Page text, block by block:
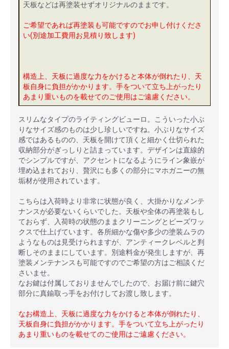
天板などは再塗装せずオリジナルのままです。
ご希望であれば再塗装も可能ですのでお申し付けくださ
い(別途加工費用お見積り致します)
構造上、天板に過度な力をかけると本体が倒れたり、天
板自身に負担がかかります。手をついて立ち上がったり
あまり重いものを載せてのご使用はご遠慮ください。
スリムなタイプのライティングビューロ。こういった小ぶ
りなサイズ感のものは少し珍しいですね。小ぶりなサイズ
感ではあるものの、天板を開けて頂くと細かく仕切られた
収納部分がぎっしりと詰まっています。デザインは直線的
でシンプルですが、アクセントになるようにライン象嵌が
埋め込まれており、贅沢にも多くの部分にマホガニーの無
垢材が使用されています。
こちらは入荷時より非常に状態が良く、大掛かりなメンテ
ナンスが必要ないくらいでした。天板や全体の再塗装もし
ておらず、入荷時の状態のままクリーニングとビーズワッ
クスで仕上げています。各所細かな傷や多少の塗装ムラの
ようなものは見受けられますが、アンティークレベルと判
断しそのままにしています。 別途料金が発生しますが、再
塗装メンテナンスも可能ですのでご希望の方はご相談くだ
さいませ。
なお鍵は付属しておりませんでしたので、お届け前に鍵穴
部分に真鍮取っ手をお付けしてお渡し致します。
なお構造上、天板に過度な力をかけると本体が倒れたり、
天板自身に負担がかかります。手をついて立ち上がったり
あまり重いものを載せてのご使用はご遠慮ください。